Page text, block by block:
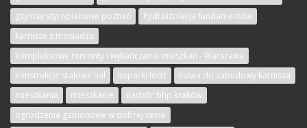
gzymsy styropianowe poznań
hydroizolacja fundamentów
karnisze z mosiądzu
kompleksowe remonty i wykańczanie mieszkań - Warszawa
konstrukcje stalowe hal
koparki łódź
listwa do zabudowy karnisza
mieszkania
mieszkanie
nadzór bhp kraków
ogrodzenia gabionowe w dobrej cenie